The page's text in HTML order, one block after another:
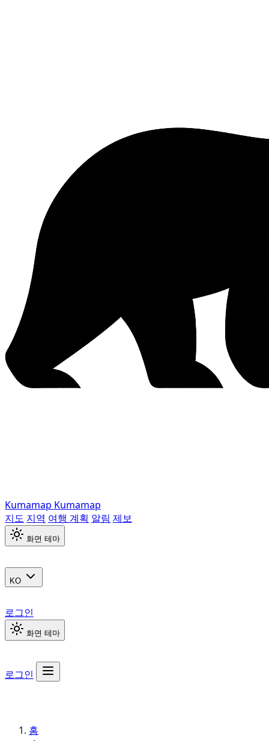
Kumamap Kumamap
지도 지역 여행 계획 알림 제보
화면 테마
KO
로그인
화면 테마
로그인
홈